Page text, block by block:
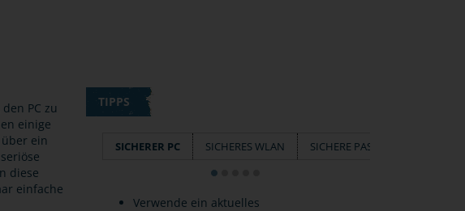
PC zu
einige
ein
diese
einfache
TIPPS
SICHERER PC SICHERES WLAN SICHERE PASSWÖRTER
Verwende ein aktuelles